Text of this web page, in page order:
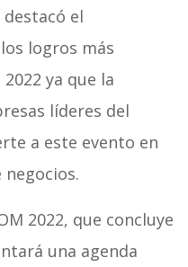
el
logros más
ya que la
líderes del
a este evento en
2022, que concluye
una agenda